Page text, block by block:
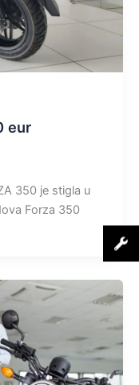
eur
350 je stigla u
Forza 350